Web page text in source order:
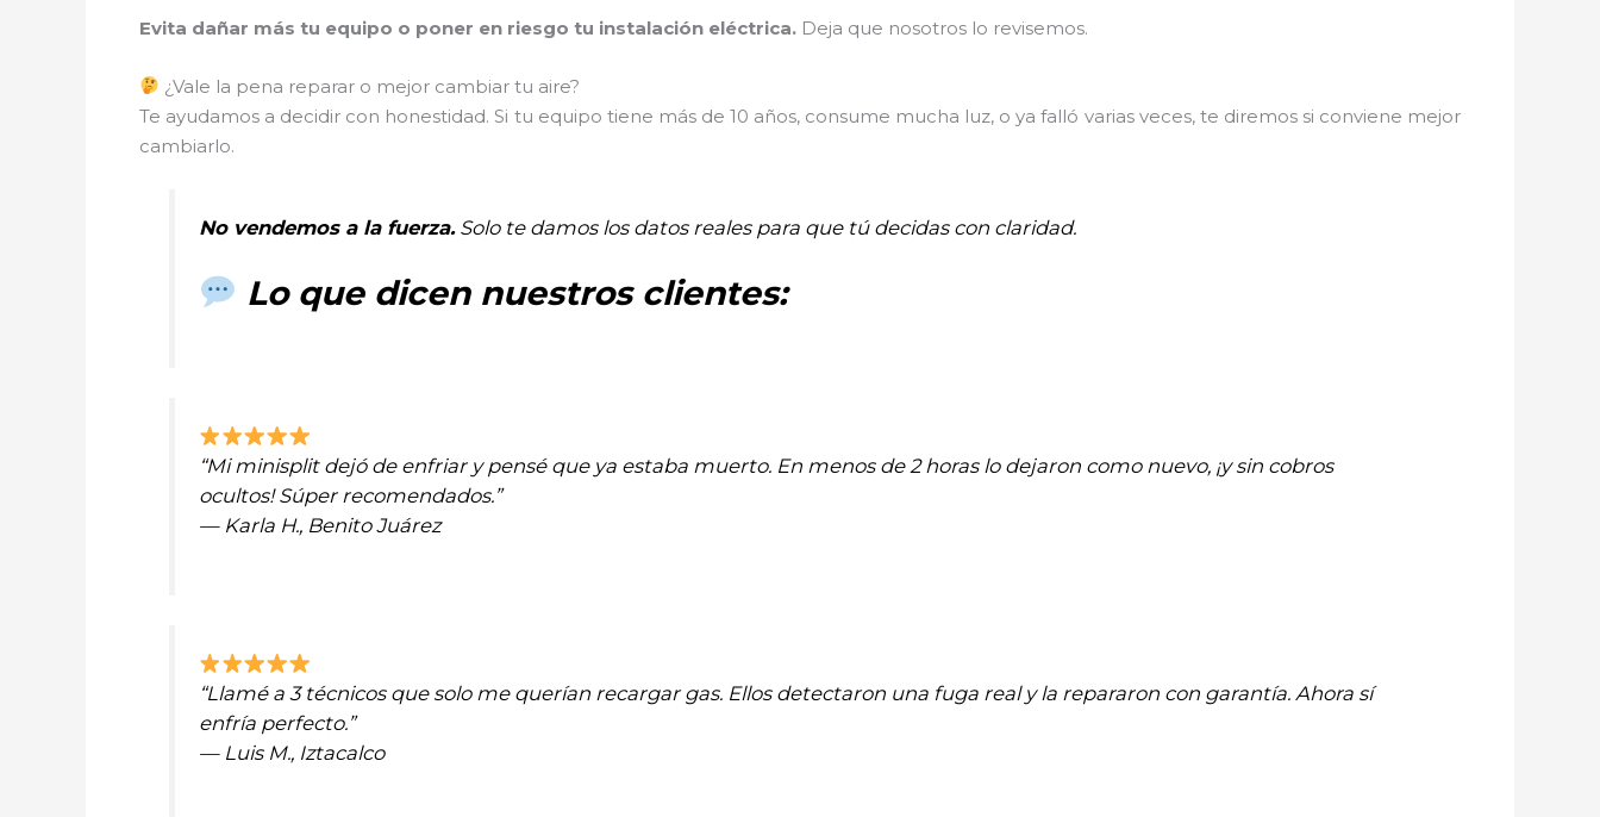
Evita dañar más tu equipo o poner en riesgo tu instalación eléctrica. Deja que nosotros lo revisemos.
¿Vale la pena reparar o mejor cambiar tu aire?
Te ayudamos a decidir con honestidad. Si tu equipo tiene más de 10 años, consume mucha luz, o ya falló varias veces, te diremos si conviene mejor
cambiarlo.
No vendemos a la fuerza.Solo te damos los datos reales para que tú decidas con claridad.
Lo que dicen nuestros clientes:
“Mi minisplit dejó de enfriar y pensé que ya estaba muerto. En menos de 2 horas lo dejaron como nuevo, ¡y sin cobros
ocultos! Súper recomendados.”
— Karla H., Benito Juárez
“Llamé a 3 técnicos que solo me querían recargar gas. Ellos detectaron una fuga real y la repararon con garantía. Ahora sí
enfría perfecto.”
— Luis M., Iztacalco